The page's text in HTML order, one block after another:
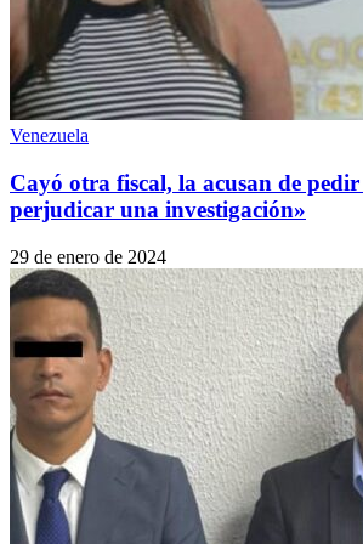
Venezuela
Cayó otra fiscal, la acusan de
perjudicar una investigación»
29 de enero de 2024